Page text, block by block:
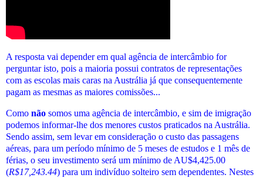
A resposta vai depender em qual agência de intercâmbio for
perguntar isto, pois a maioria possui contratos de representações
com as escolas mais caras na Austrália já que consequentemente
pagam as mesmas as maiores comissões...
Como não somos uma agência de intercâmbio, e sim de imigração
podemos informar-lhe dos menores custos praticados na Austrália.
Sendo assim, sem levar em consideração o custo das passagens
aéreas, para um período mínimo de 5 meses de estudos e 1 mês de
férias, o seu investimento será um mínimo de AU$4,425.00
(R$17,243.44) para um indivíduo solteiro sem dependentes. Nestes